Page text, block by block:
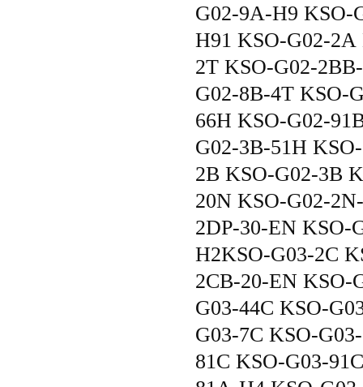
G02-9A-H9 KSO-
H91 KSO-G02-
2T KSO-G02-
G02-8B-4T KSO-
66H KSO-G02-
G02-3B-51H
2B KSO-G02-3B
20N KSO-G02-
2DP-30-EN KSO-
H2KSO-G03-2C
2CB-20-EN KSO-
G03-44C KSO-
G03-7C KSO-
81C KSO-G03-